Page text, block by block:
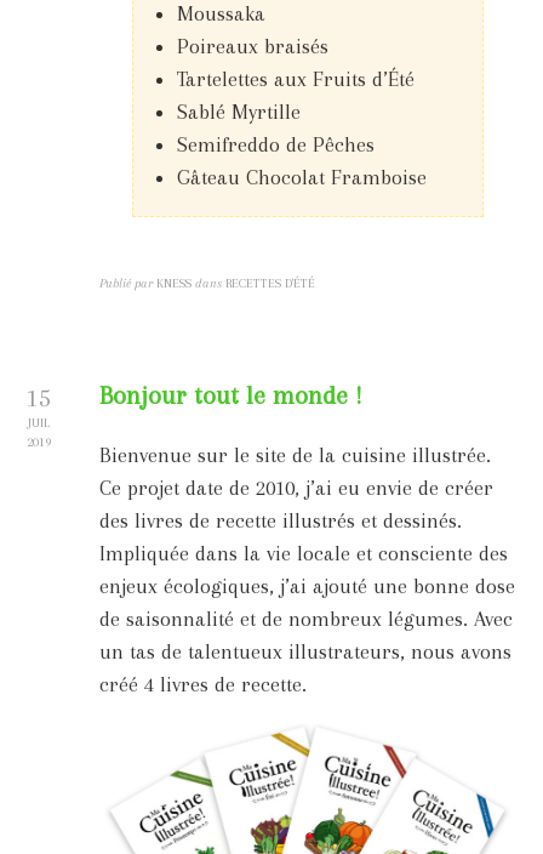
Moussaka
Poireaux braisés
Tartelettes aux Fruits d’Été
Sablé Myrtille
Semifreddo de Pêches
Gâteau Chocolat Framboise
Publié par KNESS dans RECETTES D'ÉTÉ
15
JUIL
2019
Bonjour tout le monde !
Bienvenue sur le site de la cuisine illustrée.
Ce projet date de 2010, j’ai eu envie de créer
des livres de recette illustrés et dessinés.
Impliquée dans la vie locale et consciente des
enjeux écologiques, j’ai ajouté une bonne dose
de saisonnalité et de nombreux légumes. Avec
un tas de talentueux illustrateurs, nous avons
créé 4 livres de recette.